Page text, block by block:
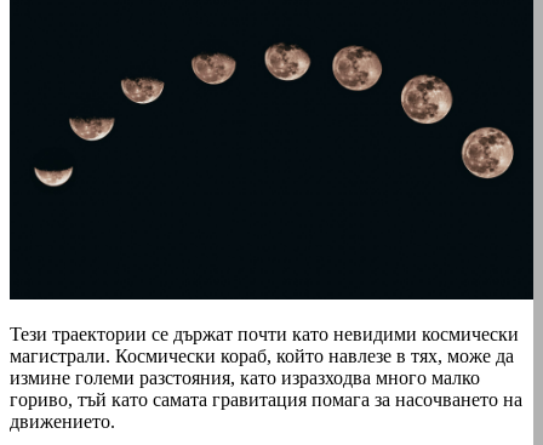
Тези траектории се държат почти като невидими космически
магистрали. Космически кораб, който навлезе в тях, може да
измине големи разстояния, като изразходва много малко
гориво, тъй като самата гравитация помага за насочването на
движението.